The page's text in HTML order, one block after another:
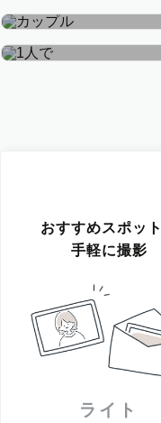
ニューボーン
おすすめスポッ
手軽に撮影
ライト